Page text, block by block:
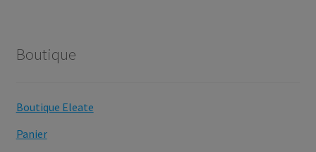
Boutique
Boutique Eleate
Panier